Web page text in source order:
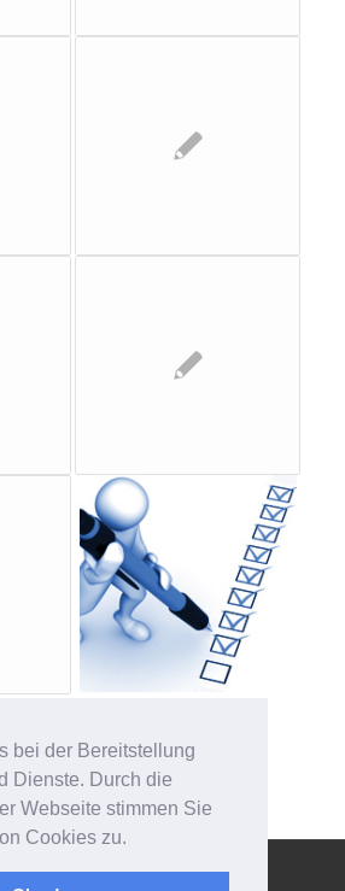
bei der Bereitstellung
Dienste. Durch die
Webseite stimmen Sie
Cookies zu.
- Mehr Effizienz im Büro - mehr